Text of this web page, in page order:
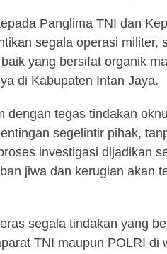
Panglima TNI dan
segala operasi militer,
yang bersifat organik
di Kabupaten Intan Jaya.
dengan tegas tindakan
segelintir pihak,
investigasi dijadikan
jiwa dan kerugian akan
segala tindakan yang
TNI maupun POLRI di